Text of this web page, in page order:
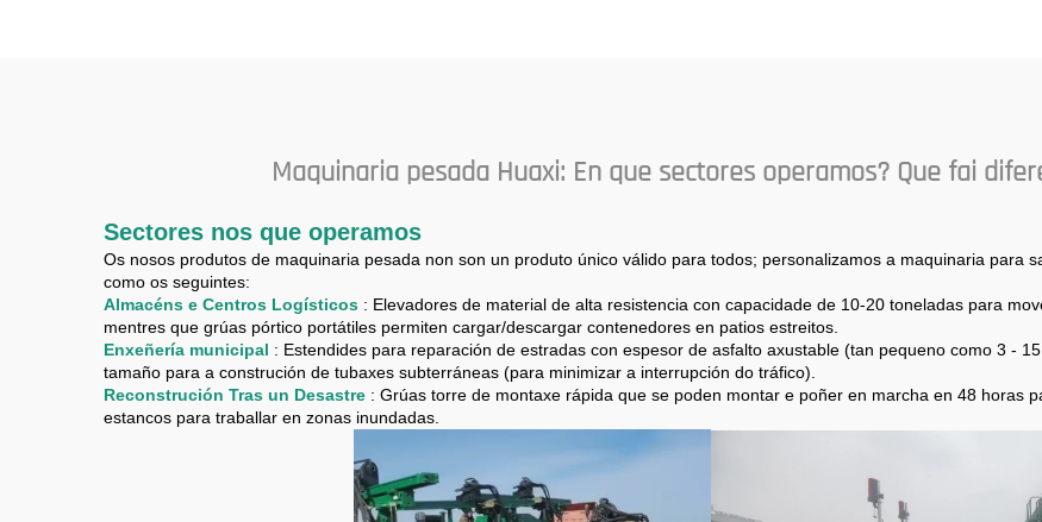
Maquinaria pesada Huaxi: En que sectores operamos? Que fai
Sectores nos que operamos
Os nosos produtos de maquinaria pesada non son un produto único válido para todos; personalizamos a maquinaria para
como os seguintes:
Almacéns e Centros Logísticos : Elevadores de material de alta resistencia con capacidade de 10-20 toneladas para
mentres que grúas pórtico portátiles permiten cargar/descargar contenedores en patios estreitos.
Enxeñería municipal : Estendides para reparación de estradas con espesor de asfalto axustable (tan pequeno como 3 -
tamaño para a construción de tubaxes subterráneas (para minimizar a interrupción do tráfico).
Reconstrución Tras un Desastre : Grúas torre de montaxe rápida que se poden montar e poñer en marcha en 48 horas
estancos para traballar en zonas inundadas.